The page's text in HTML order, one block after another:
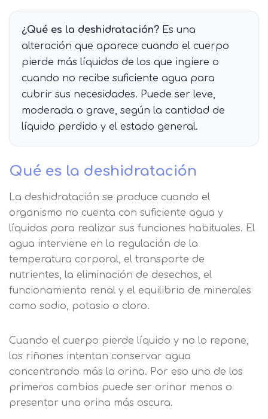
¿Qué es la deshidratación? Es una
alteración que aparece cuando el cuerpo
pierde más líquidos de los que ingiere o
cuando no recibe suficiente agua para
cubrir sus necesidades. Puede ser leve,
moderada o grave, según la cantidad de
líquido perdido y el estado general.
Qué es la deshidratación
La deshidratación se produce cuando el
organismo no cuenta con suficiente agua y
líquidos para realizar sus funciones habituales. El
agua interviene en la regulación de la
temperatura corporal, el transporte de
nutrientes, la eliminación de desechos, el
funcionamiento renal y el equilibrio de minerales
como sodio, potasio o cloro.
Cuando el cuerpo pierde líquido y no lo repone,
los riñones intentan conservar agua
concentrando más la orina. Por eso uno de los
primeros cambios puede ser orinar menos o
presentar una orina más oscura.